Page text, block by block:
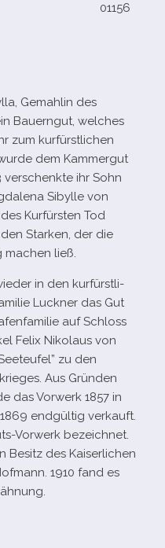
01156
Gemahlin des
Bauerngut, wel­ches
zum kur­fürst­li­chen
dem Kammergut
ihr Sohn
Sibylle von
Kurfürsten Tod
Starken, der die
machen ließ.
in den kur­fürst­li­
Luckner das Gut
auf Schloss
Felix Nikolaus von
zu den
Aus Gründen
das Vorwerk 1857 in
end­gül­tig ver­kauft.
​Vorwerk bezeich­net.
Besitz des Kaiserlichen
1910 fand es